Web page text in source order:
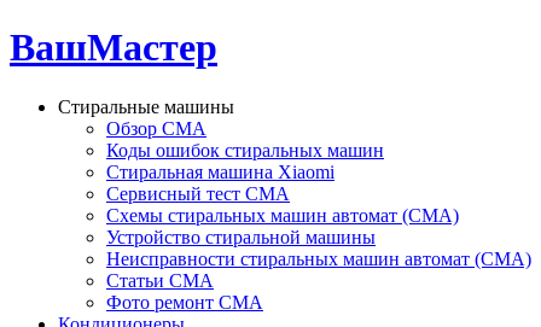
ВашМастер
Стиральные машины
Обзор СМА
Коды ошибок стиральных машин
Стиральная машина Xiaomi
Сервисный тест СМА
Схемы стиральных машин автомат (СМА)
Устройство стиральной машины
Неисправности стиральных машин автомат (СМА)
Статьи СМА
Фото ремонт СМА